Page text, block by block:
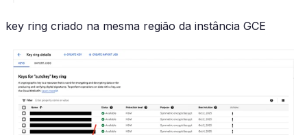
key ring criado na mesma região da instância GCE